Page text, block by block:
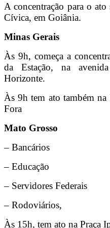
A concentração para o
Cívica, em Goiânia.
Minas Gerais
Às 9h, começa a
da Estação, na
Horizonte.
Às 9h tem ato também na
Fora
Mato Grosso
– Bancários
– Educação
– Servidores Federais
– Rodoviários,
Às 15h, tem ato na Praça